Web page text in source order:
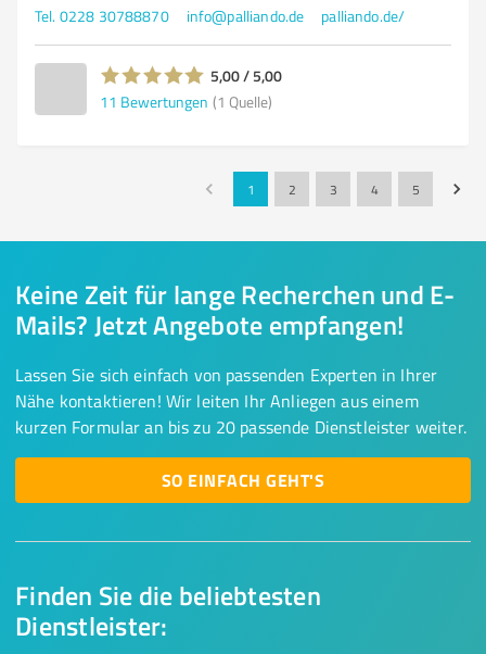
Tel. 0228 30788870 info@palliando.de palliando.de/
5,00 / 5,00
11 Bewertungen (1 Quelle)
1 2 3 4 5
Finden Sie die beliebtesten
Dienstleister:
Keine Zeit für lange Recherchen und E-
Mails? Jetzt Angebote empfangen!
Lassen Sie sich einfach von passenden Experten in Ihrer
Nähe kontaktieren! Wir leiten Ihr Anliegen aus einem
kurzen Formular an bis zu 20 passende Dienstleister weiter.
SO EINFACH GEHT'S